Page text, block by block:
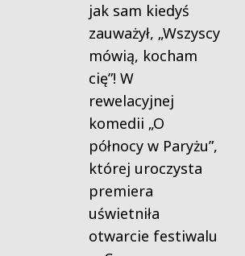
jak sam kiedyś
zauważył, „Wszyscy
mówią, kocham
cię”! W
rewelacyjnej
komedii „O
północy w Paryżu”,
której uroczysta
premiera
uświetniła
otwarcie festiwalu